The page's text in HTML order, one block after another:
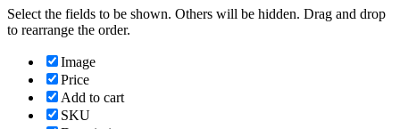
Select the fields to be shown. Others will be hidden. Drag and drop
to rearrange the order.
Image
Price
Add to cart
SKU